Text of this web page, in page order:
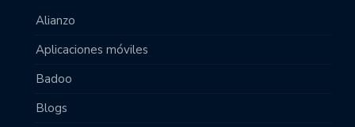
Alianzo
Aplicaciones móviles
Badoo
Blogs